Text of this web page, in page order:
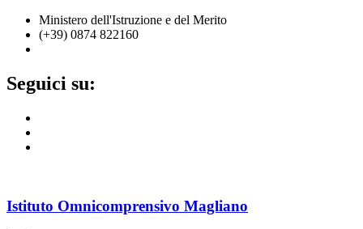
Ministero dell'Istruzione e del Merito
(+39) 0874 822160
Seguici su:
Istituto Omnicomprensivo Magliano